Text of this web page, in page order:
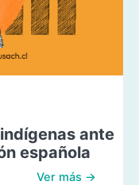
ante
española
Ver más →